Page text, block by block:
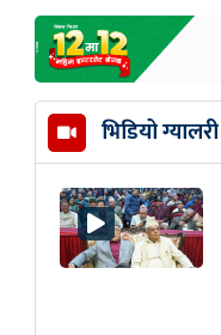
भिडियो ग्यालरी